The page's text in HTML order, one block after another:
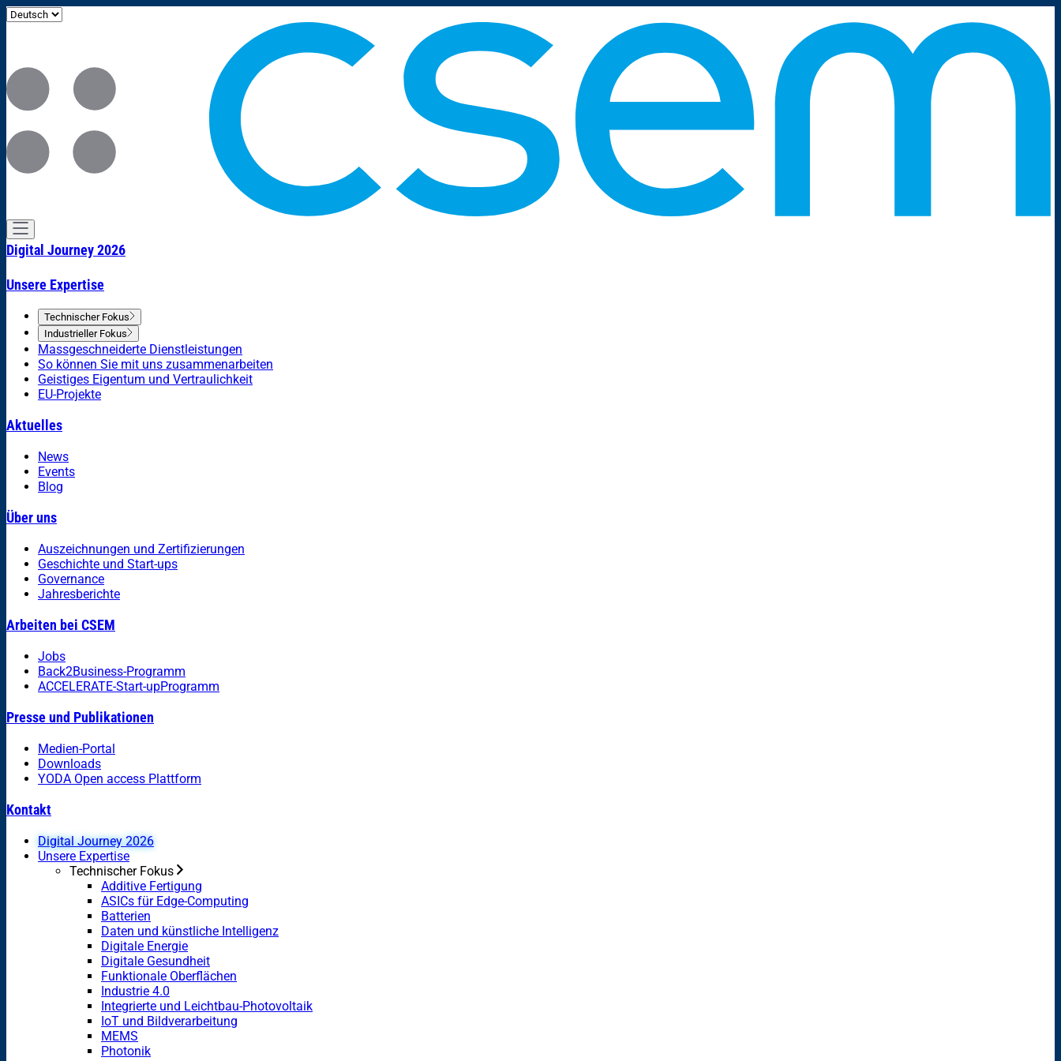
Digital Journey 2026
Unsere Expertise
Technischer Fokus
Industrieller Fokus
Massgeschneiderte Dienstleistungen
So können Sie mit uns zusammenarbeiten
Geistiges Eigentum und Vertraulichkeit
EU-Projekte
Aktuelles
News
Events
Blog
Über uns
Auszeichnungen und Zertifizierungen
Geschichte und Start-ups
Governance
Jahresberichte
Arbeiten bei CSEM
Jobs
Back2Business-Programm
ACCELERATE-Start-upProgramm
Presse und Publikationen
Medien-Portal
Downloads
YODA Open access Plattform
Kontakt
Digital Journey 2026
Unsere Expertise
Technischer Fokus
Additive Fertigung
ASICs für Edge-Computing
Batterien
Daten und künstliche Intelligenz
Digitale Energie
Digitale Gesundheit
Funktionale Oberflächen
Industrie 4.0
Integrierte und Leichtbau-Photovoltaik
IoT und Bildverarbeitung
MEMS
Photonik